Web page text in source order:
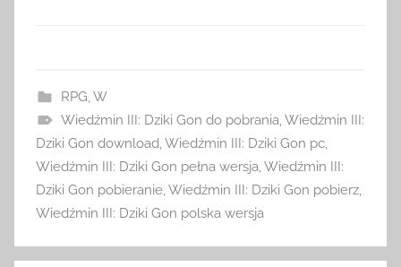
RPG,W
Wiedźmin III: Dziki Gon do pobrania,Wiedźmin III:
Dziki Gon download,Wiedźmin III: Dziki Gon pc,
Wiedźmin III: Dziki Gon pełna wersja,Wiedźmin III:
Dziki Gon pobieranie,Wiedźmin III: Dziki Gon pobierz,
Wiedźmin III: Dziki Gon polska wersja